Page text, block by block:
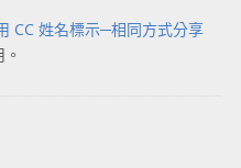
CC 姓名標示─相同方式分享